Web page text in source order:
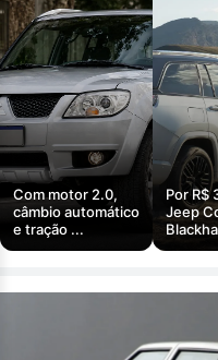
Com motor 2.0,
câmbio automático
e tração ...
Por R$
Jeep